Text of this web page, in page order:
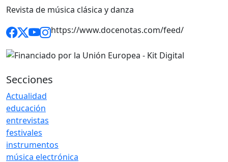
Revista de música clásica y danza
https://www.docenotas.com/feed/
Secciones
Actualidad
educación
entrevistas
festivales
instrumentos
música electrónica